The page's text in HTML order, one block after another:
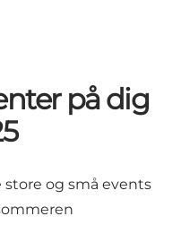
på dig
og små events